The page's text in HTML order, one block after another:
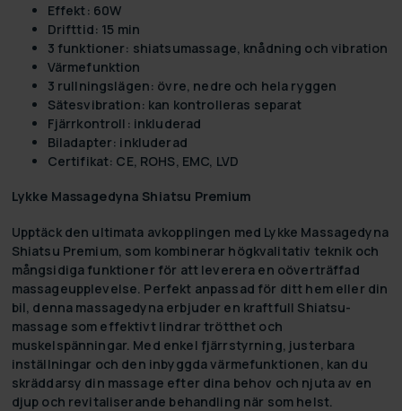
Effekt: 60W
Drifttid: 15 min
3 funktioner: shiatsumassage, knådning och vibration
Värmefunktion
3 rullningslägen: övre, nedre och hela ryggen
Sätesvibration: kan kontrolleras separat
Fjärrkontroll: inkluderad
Biladapter: inkluderad
Certifikat: CE, ROHS, EMC, LVD
Lykke Massagedyna Shiatsu Premium
Upptäck den ultimata avkopplingen med Lykke Massagedyna
Shiatsu Premium, som kombinerar högkvalitativ teknik och
mångsidiga funktioner för att leverera en oöverträffad
massageupplevelse. Perfekt anpassad för ditt hem eller din
bil, denna massagedyna erbjuder en kraftfull Shiatsu-
massage som effektivt lindrar trötthet och
muskelspänningar. Med enkel fjärrstyrning, justerbara
inställningar och den inbyggda värmefunktionen, kan du
skräddarsy din massage efter dina behov och njuta av en
djup och revitaliserande behandling när som helst.